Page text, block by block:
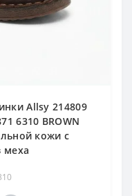
Allsy 214809
6310 BROWN
кожи с
меха